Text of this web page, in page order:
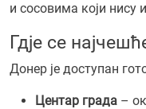
и сосовима који нису
Гд‌је се
Донер је доступан
Центар града –